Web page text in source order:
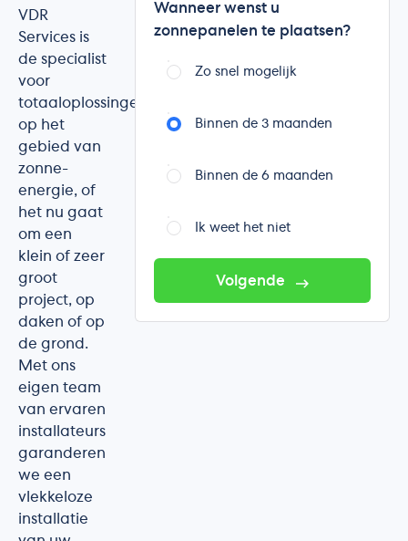
VDR
Services is
de specialist
voor
totaaloplossingen
op het
gebied van
zonne-
energie, of
het nu gaat
om een
klein of zeer
groot
project, op
daken of op
de grond.
Met ons
eigen team
van ervaren
installateurs
garanderen
we een
vlekkeloze
installatie
Wanneer wenst u
zonnepanelen te plaatsen?
Zo snel mogelijk
Binnen de 3 maanden
Binnen de 6 maanden
Ik weet het niet
Volgende